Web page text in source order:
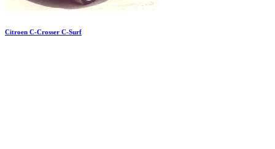
Citroen C-Crosser C-Surf